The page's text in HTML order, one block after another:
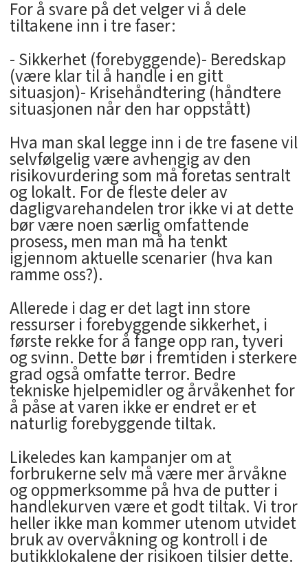
For å svare på det velger vi å dele
tiltakene inn i tre faser:
- Sikkerhet (forebyggende)- Beredskap
(være klar til å handle i en gitt
situasjon)- Krisehåndtering (håndtere
situasjonen når den har oppstått)
Hva man skal legge inn i de tre fasene vil
selvfølgelig være avhengig av den
risikovurdering som må foretas sentralt
og lokalt. For de fleste deler av
dagligvarehandelen tror ikke vi at dette
bør være noen særlig omfattende
prosess, men man må ha tenkt
igjennom aktuelle scenarier (hva kan
ramme oss?).
Allerede i dag er det lagt inn store
ressurser i forebyggende sikkerhet, i
første rekke for å fange opp ran, tyveri
og svinn. Dette bør i fremtiden i sterkere
grad også omfatte terror. Bedre
tekniske hjelpemidler og årvåkenhet for
å påse at varen ikke er endret er et
naturlig forebyggende tiltak.
Likeledes kan kampanjer om at
forbrukerne selv må være mer årvåkne
og oppmerksomme på hva de putter i
handlekurven være et godt tiltak. Vi tror
heller ikke man kommer utenom utvidet
bruk av overvåkning og kontroll i de
butikklokalene der risikoen tilsier dette.